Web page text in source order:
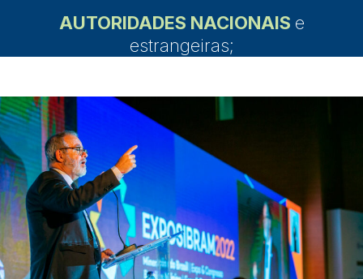
AUTORIDADES NACIONAIS e
estrangeiras;